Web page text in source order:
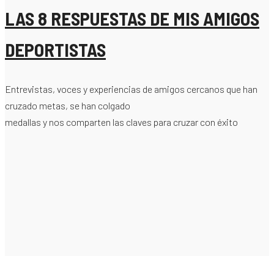
LAS 8 RESPUESTAS DE MIS AMIGOS
DEPORTISTAS
Entrevistas, voces y experiencias de amigos cercanos que han
cruzado metas, se han colgado
medallas y nos comparten las claves para cruzar con éxito